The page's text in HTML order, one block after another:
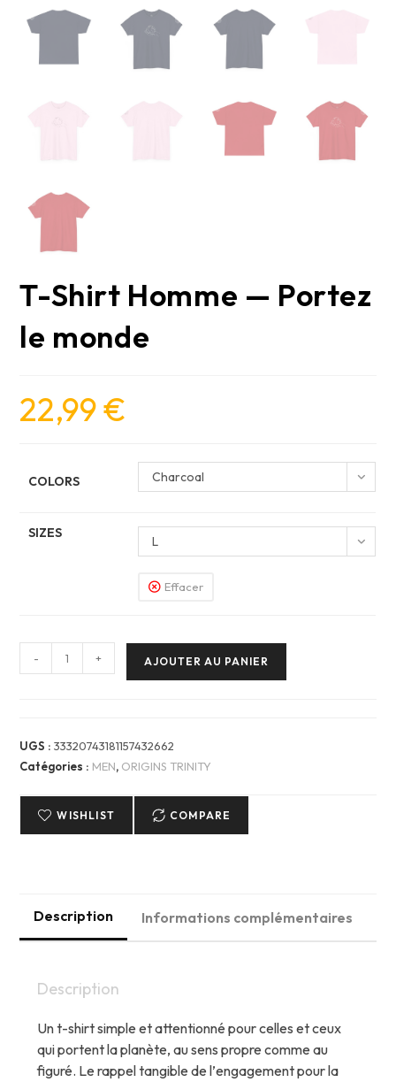
T-Shirt Homme — Portez
le monde
22,99€
COLORS Charcoal
SIZES
L
Effacer
de
Homme
—
- + AJOUTER AU PANIER
UGS :33320743181157432662
Catégories : MEN, ORIGINS TRINITY
WISHLIST COMPARE
Description Informations complémentaires
Description
Un t-shirt simple et attentionné pour celles et ceux
qui portent la planète, au sens propre comme au
figuré. Le rappel tangible de l’engagement pour la